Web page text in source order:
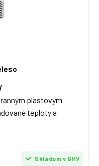
plastovým
teploty a
Skladom v GHV